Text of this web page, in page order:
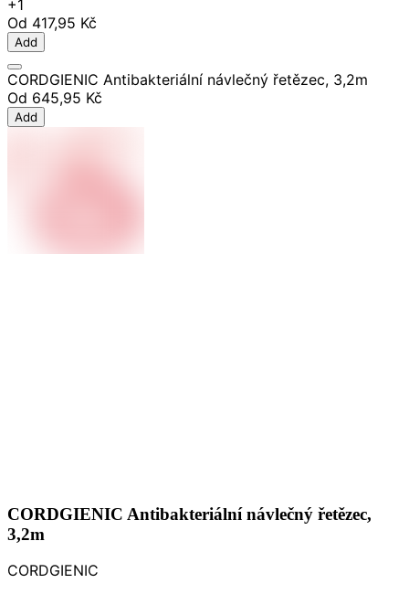
+1
Od 417,95 Kč
Add
CORDGIENIC Antibakteriální návlečný řetězec, 3,2m
Od 645,95 Kč
Add
CORDGIENIC Antibakteriální návlečný řetězec,
3,2m
CORDGIENIC